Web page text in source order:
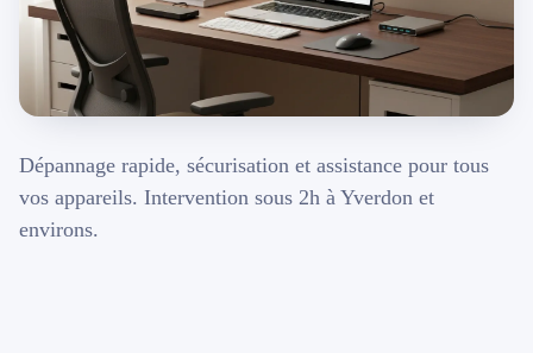
📱 Réparation téléphone par marque
Région d'Yverdon 6
Gros-de-Vaud
Dépannage rapide, sécurisation et assistance pour tous
vos appareils. Intervention sous 2h à Yverdon et
environs.